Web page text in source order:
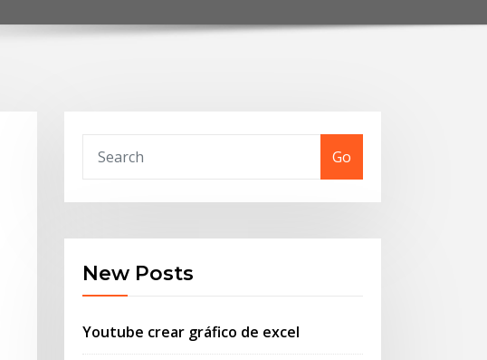
Go
New Posts
Youtube crear gráfico de excel